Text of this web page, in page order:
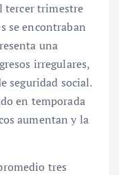
tercer trimestre
se encontraban
una
irregulares,
seguridad social.
en temporada
aumentan y la
tres